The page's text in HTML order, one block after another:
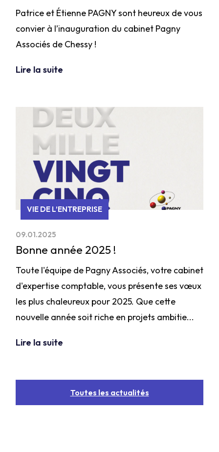
Patrice et Étienne PAGNY sont heureux de vous
convier à l’inauguration du cabinet Pagny
Associés de Chessy !
Lire la suite
VIE DE L’ENTREPRISE
09.01.2025
Bonne année 2025 !
Toute l'équipe de Pagny Associés, votre cabinet
d'expertise comptable, vous présente ses vœux
les plus chaleureux pour 2025. Que cette
nouvelle année soit riche en projets ambitie...
Lire la suite
Toutes les actualités